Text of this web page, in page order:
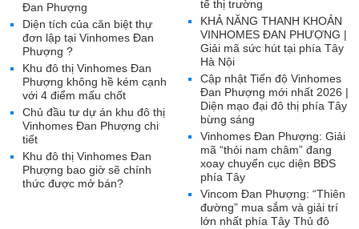
tế thị trường
KHẢ NĂNG THANH KHOẢN
VINHOMES ĐAN PHƯỢNG |
Giải mã sức hút tại phía Tây
Hà Nội
Cập nhật Tiến độ Vinhomes
Đan Phượng mới nhất 2026 |
Diện mạo đại đô thị phía Tây
bừng sáng
Vinhomes Đan Phượng: Giải
mã “thỏi nam châm” đang
xoay chuyển cục diện BĐS
phía Tây
Vincom Đan Phượng: “Thiên
đường” mua sắm và giải trí
lớn nhất phía Tây Thủ đô
Đan Phượng
Diện tích của căn biệt thự
đơn lập tại Vinhomes Đan
Phượng ?
Khu đô thị Vinhomes Đan
Phượng không hề kém cạnh
với 4 điểm mấu chốt
Chủ đầu tư dự án khu đô thị
Vinhomes Đan Phượng chi
tiết
Khu đô thị Vinhomes Đan
Phượng bao giờ sẽ chính
thức được mở bán?